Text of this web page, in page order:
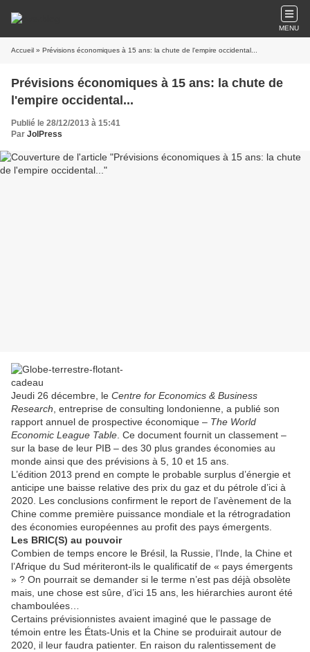
MENU
Accueil » Prévisions économiques à 15 ans: la chute de l'empire occidental...
Prévisions économiques à 15 ans: la chute de
l'empire occidental...
Publié le 28/12/2013 à 15:41
Par JolPress
Jeudi 26 décembre, le Centre for Economics & Business
Research , entreprise de consulting londonienne, a publié son
rapport annuel de prospective économique – The World
Economic League Table . Ce document fournit un classement –
sur la base de leur PIB – des 30 plus grandes économies au
monde ainsi que des prévisions à 5, 10 et 15 ans.
L’édition 2013 prend en compte le probable surplus d’énergie et
anticipe une baisse relative des prix du gaz et du pétrole d’ici à
2020. Les conclusions confirment le report de l’avènement de la
Chine comme première puissance mondiale et la rétrogradation
des économies européennes au profit des pays émergents.
Les BRIC(S) au pouvoir
Combien de temps encore le Brésil, la Russie, l’Inde, la Chine et
l’Afrique du Sud mériteront-ils le qualificatif de « pays émergents
» ? On pourrait se demander si le terme n’est pas déjà obsolète
mais, une chose est sûre, d’ici 15 ans, les hiérarchies auront été
chamboulées…
Certains prévisionnistes avaient imaginé que le passage de
témoin entre les États-Unis et la Chine se produirait autour de
2020, il leur faudra patienter. En raison du ralentissement de